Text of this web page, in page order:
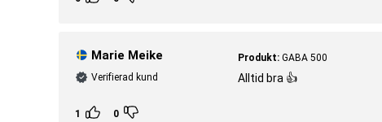
Marie Meike
Verifierad kund
1 0
Produkt: GABA 500
Alltid bra 👍